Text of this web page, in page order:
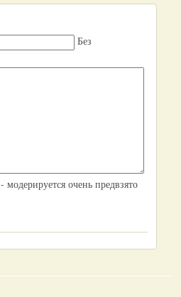
Без
- модерируется очень предвзято